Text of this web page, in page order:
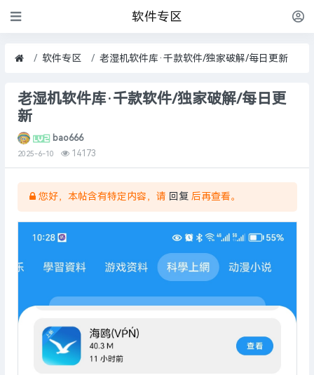
软件专区
软件专区 老湿机软件库·千款软件/独家破解/每日更新
老湿机软件库·千款软件/独家破解/每日更
新
bao666
2025-6-10 14173
您好，本帖含有特定内容，请 回复 后再查看。